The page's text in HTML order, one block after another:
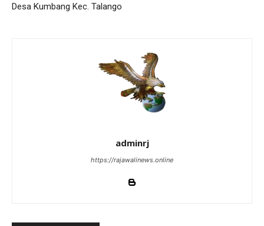
Desa Kumbang Kec. Talango
adminrj
https://rajawalinews.online